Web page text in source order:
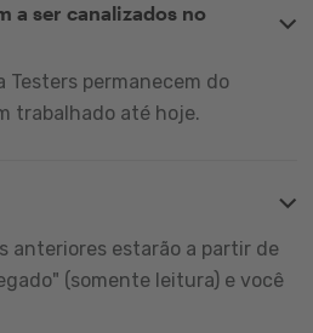
a ser canalizados no
Testers permanecem do
trabalhado até hoje.
anteriores estarão a partir de
(somente leitura) e você